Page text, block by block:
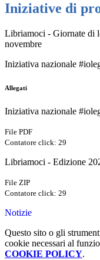
Iniziative di
Libriamoci - Giornate di
novembre
Iniziativa nazionale
Allegati
Iniziativa nazionale
File PDF
Contatore click: 29
Libriamoci - Edizione
File ZIP
Contatore click: 29
Notizie
Questo sito o gli
cookie necessari al
COOKIE POLICY.